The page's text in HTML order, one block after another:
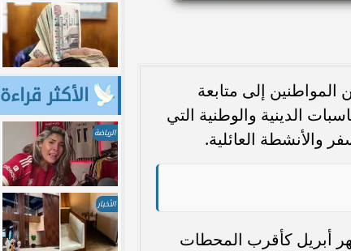
واسعة من المواطنين إلى متابعة
بالمناسبات الدينية والوطنية التي
والأنشطة العائلية.
خلال شهر أبريل كأقرب المحطات
الأكثر قراءة
الرياضة
الأخبار